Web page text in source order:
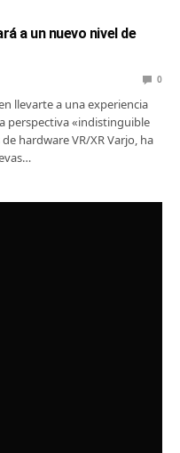
a un nuevo nivel de
0
llevarte a una experiencia
perspectiva «indistinguible
hardware VR/XR Varjo, ha